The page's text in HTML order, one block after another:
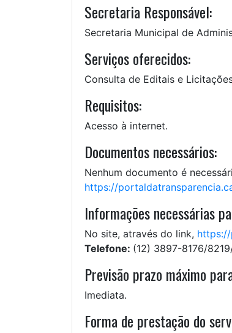
Secretaria Responsável:
Secretaria Municipal de
Serviços oferecidos:
Consulta de Editais e
Requisitos:
Acesso à internet.
Documentos necessários:
Nenhum documento é
https://
Informações necessárias
No site, através do link,
Telefone: (12) 3897-8176/
Previsão prazo máximo
Imediata.
Forma de prestação do